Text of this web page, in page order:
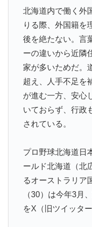
の湖「肝心の場面
応】
▶ 韓国人「残酷だっ
▶ 外国人「日本の未
ゴール！久保建英
で海外絶賛！【海外
▶ 若いカバがワニを
▶ ワイ「飯食う前に
能性を会長が示唆
音がこれ！【海外
▶ 【海外の反応】ア
支持を表明「隠す
▶
韓国人「日本でヤ
北海道内で働く外
りる際、外国籍を
後を絶たない。言
ーの違いから近隣
家が多いためだ。
超え、人手不足を
が進む一方、安心
いておらず、行政
されている。
プロ野球北海道日
ールド北海道（北
るオーストラリア
（30）は今年3月
をX（旧ツイッタ